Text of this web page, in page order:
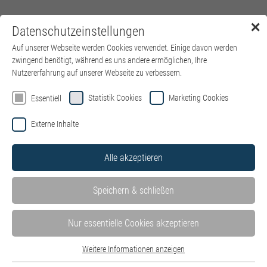
Menü
✕
Datenschutzeinstellungen
Auf unserer Webseite werden Cookies verwendet. Einige davon werden
zwingend benötigt, während es uns andere ermöglichen, Ihre
Nutzererfahrung auf unserer Webseite zu verbessern.
Essentiell Statistik Cookies Marketing Cookies
Externe Inhalte
Alle akzeptieren
Speichern & schließen
Nur essentielle Cookies akzeptieren
Weitere Informationen anzeigen